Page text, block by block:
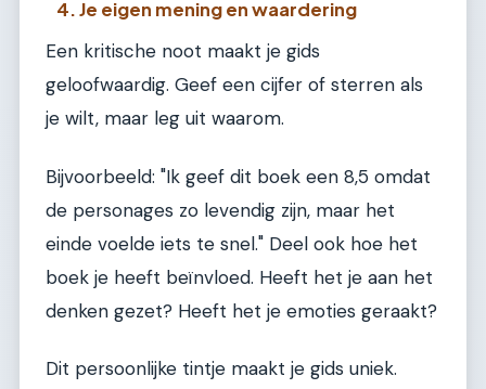
4. Je eigen mening en waardering
Een kritische noot maakt je gids
geloofwaardig. Geef een cijfer of sterren als
je wilt, maar leg uit waarom.
Bijvoorbeeld: "Ik geef dit boek een 8,5 omdat
de personages zo levendig zijn, maar het
einde voelde iets te snel." Deel ook hoe het
boek je heeft beïnvloed. Heeft het je aan het
denken gezet? Heeft het je emoties geraakt?
Dit persoonlijke tintje maakt je gids uniek.